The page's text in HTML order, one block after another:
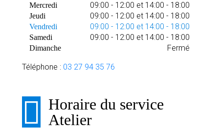
Mercredi 09:00 - 12:00 et 14:00 - 18:00
Jeudi 09:00 - 12:00 et 14:00 - 18:00
Vendredi 09:00 - 12:00 et 14:00 - 18:00
Samedi 09:00 - 12:00 et 14:00 - 18:00
Dimanche Fermé
Téléphone : 03 27 94 35 76
Horaire du service
Atelier